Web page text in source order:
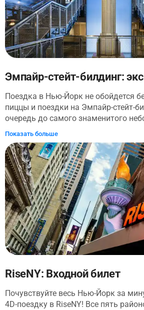
моменты в Нью-Йорке! Перейдите
включено» и получите
включая Clown Chaos 7D Game,
сувенирный путеводитель и
Эмпайр-стейт-билдинг:
Поездка в Нью-Йорк не обойдется
пиццы и поездки на Эмпайр-стейт-
очередь до самого знаменитого
и пройдите в обход всех очередей.
экспонаты на втором этаже,
отремонтированный 80-й этаж и
этажа. Посмотрите сверху, что
величайшим городом на планете!
Показать больше
RiseNY: Входной билет
Почувствуйте весь Нью-Йорк за
4D-поездку в RiseNY! Все пять